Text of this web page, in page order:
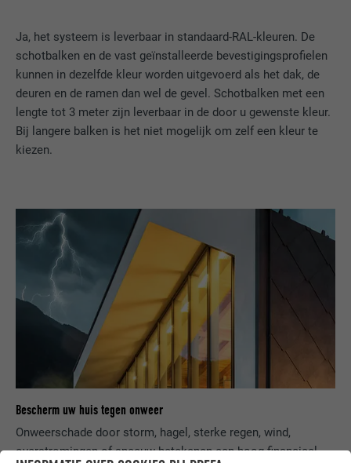
Ja, het systeem is leverbaar in standaard-RAL-kleuren. De
schotbalken en de vast geïnstalleerde bevestigingsprofielen
kunnen in dezelfde kleur worden uitgevoerd als het dak, de
deuren en de ramen dan wel de gevel. Schotbalken met een
lengte tot 3 meter zijn leverbaar in de door u gewenste kleur.
Bij langere balken is het niet mogelijk om zelf een kleur te
kiezen.
Bescherm uw huis tegen onweer
Onweerschade door storm, hagel, sterke regen, wind,
overstromingen of sneeuw betekenen een hoog financieel